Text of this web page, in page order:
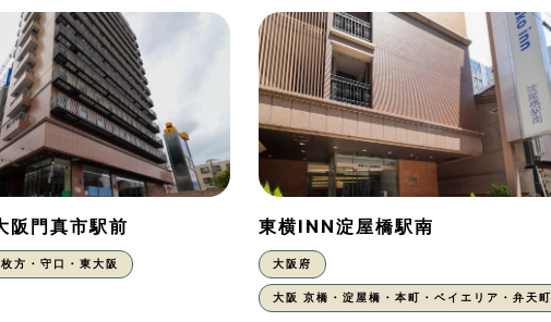
阪門真市駅前
枚方・守口・東大阪
東横INN淀屋橋駅南
大阪府
大阪 京橋・淀屋橋・本町・ベイエリア・弁天町